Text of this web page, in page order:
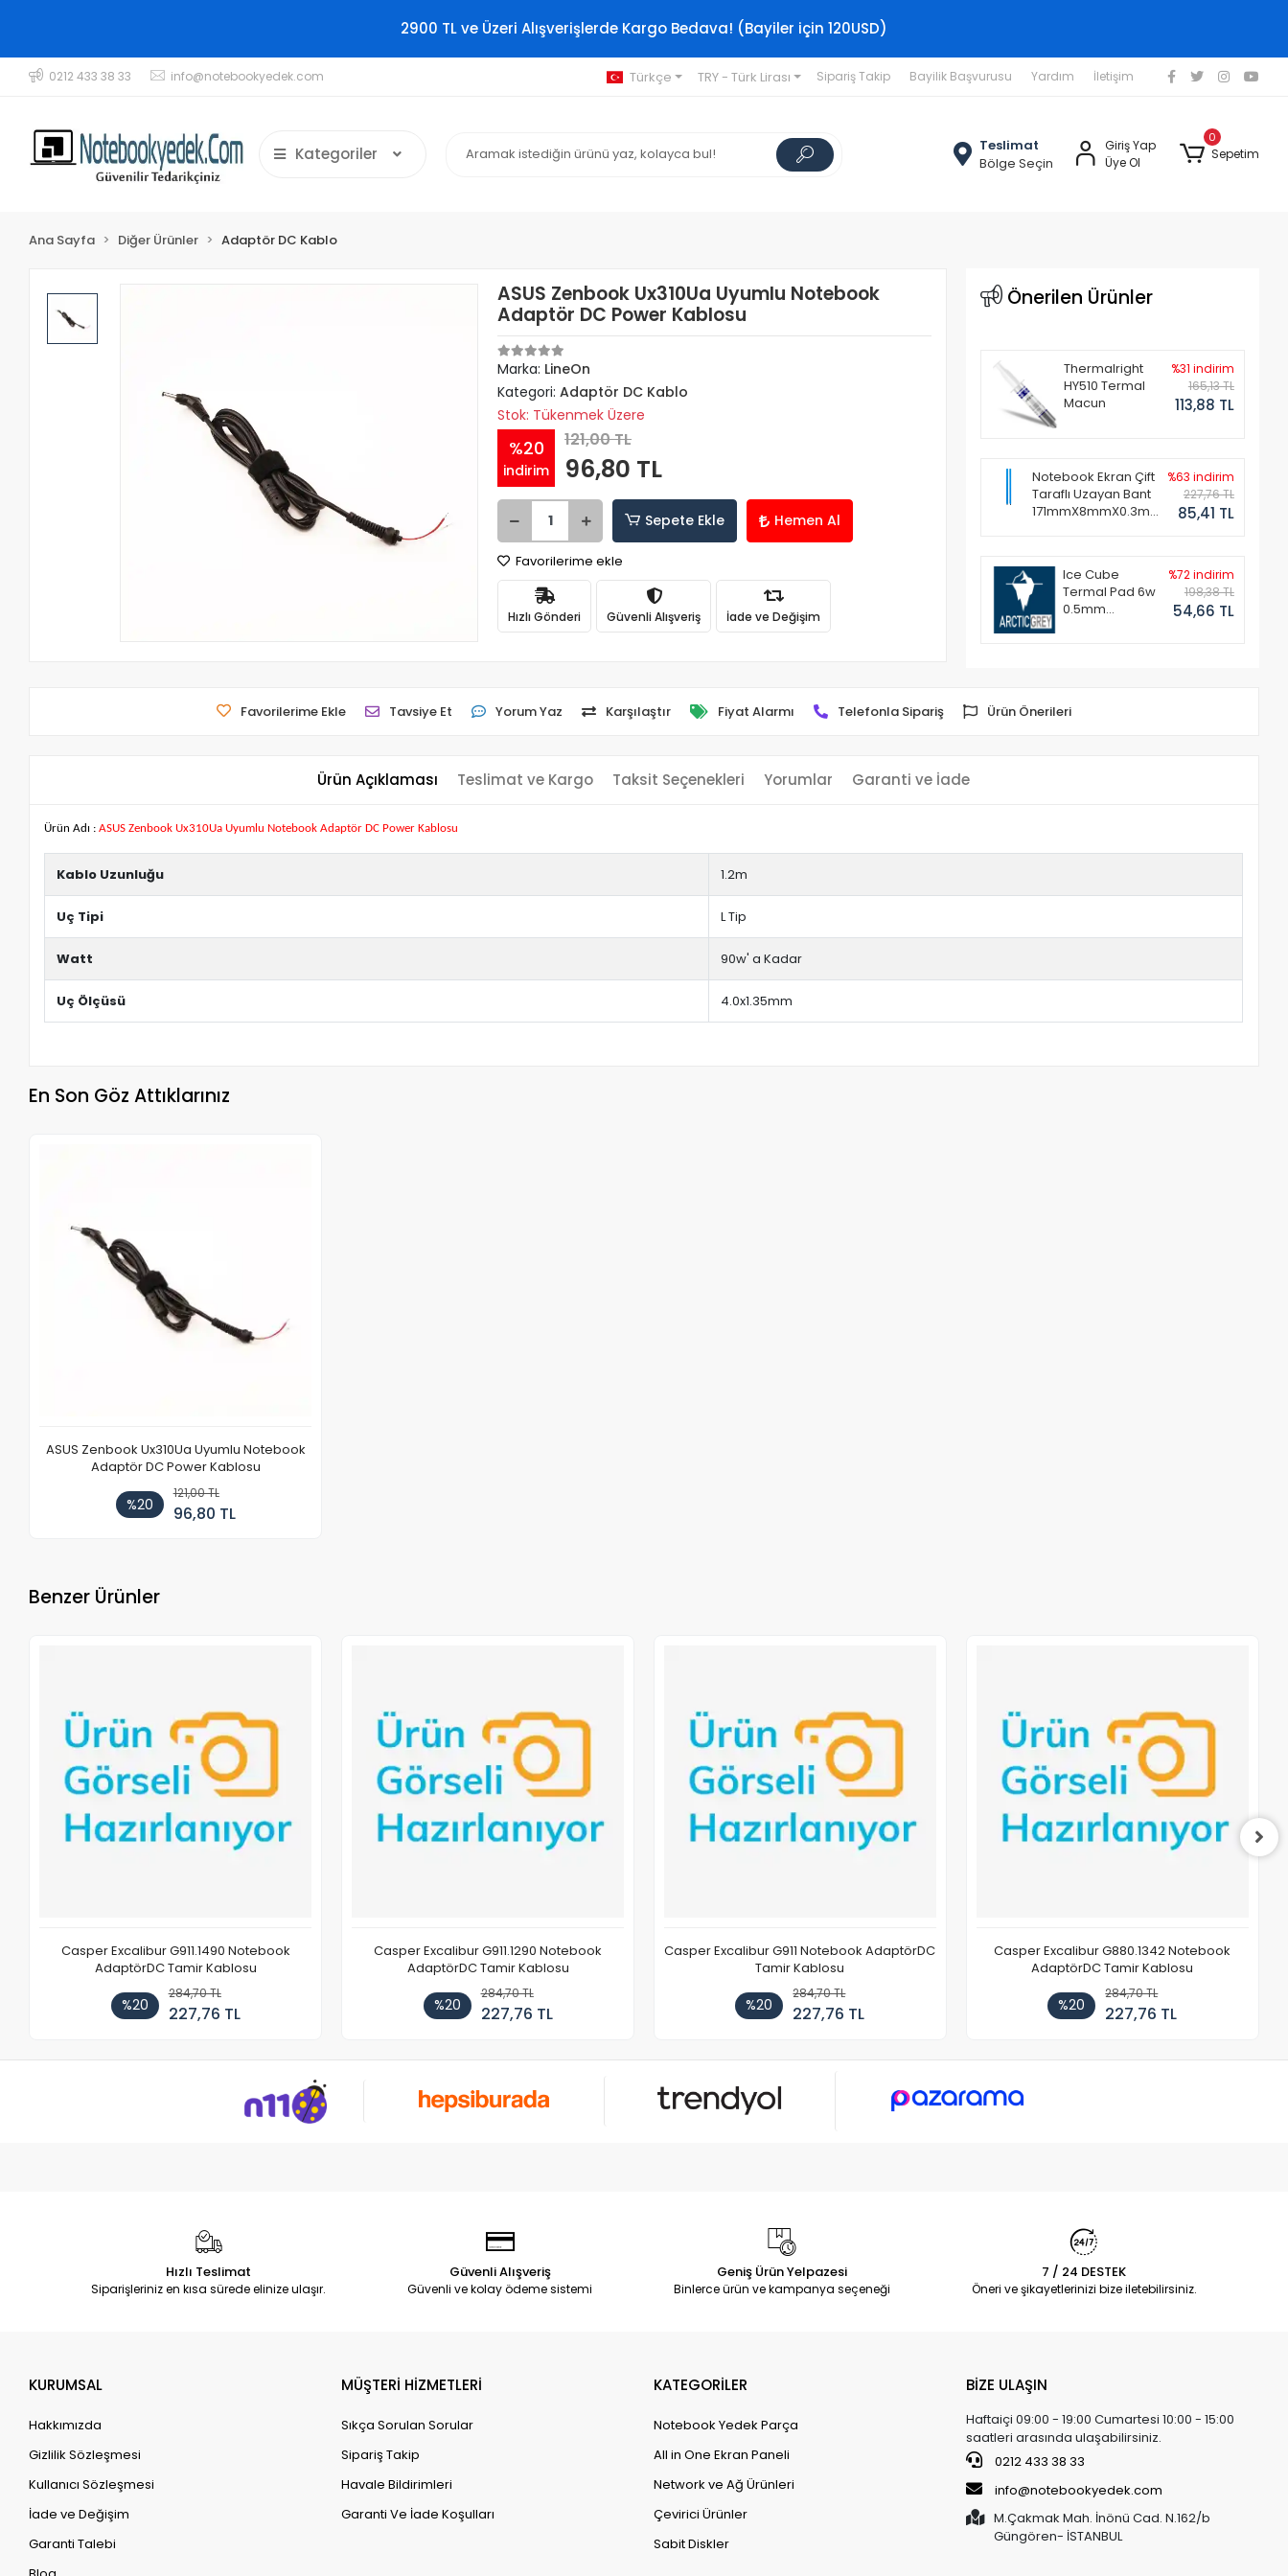
2900 TL ve Üzeri Alışverişlerde Kargo Bedava! (Bayiler için 120USD)
0212 433 38 33 info@notebookyedek.com Türkçe TRY - Türk Lirası Sipariş Takip Bayilik Başvurusu Yardım İletişim
Kategoriler
Teslimat
Bölge Seçin
Giriş Yap
Üye Ol
0
Sepetim
Ana Sayfa Diğer Ürünler Adaptör DC Kablo
ASUS Zenbook Ux310Ua Uyumlu Notebook
Adaptör DC Power Kablosu
Marka: LineOn
Kategori:Adaptör DC Kablo
Stok: Tükenmek Üzere
%20
indirim
121,00 TL
96,80 TL
Sepete Ekle Hemen Al
Favorilerime ekle
Hızlı Gönderi Güvenli Alışveriş İade ve Değişim
Önerilen Ürünler
Thermalright
HY510 Termal
Macun
%31 indirim
165,13 TL
113,88 TL
Notebook Ekran Çift
Taraflı Uzayan Bant
171mmX8mmX0.3mm
%63 indirim
227,76 TL
85,41 TL
Ice Cube
Termal Pad 6w
0.5mm
%72 indirim
198,38 TL
54,66 TL
Favorilerime Ekle Tavsiye Et Yorum Yaz Karşılaştır Fiyat Alarmı Telefonla Sipariş Ürün Önerileri
Ürün Açıklaması Teslimat ve Kargo Taksit Seçenekleri Yorumlar Garanti ve İade
Ürün Adı : ASUS Zenbook Ux310Ua Uyumlu Notebook Adaptör DC Power Kablosu
Kablo Uzunluğu 1.2m
Uç Tipi L Tip
Watt 90w' a Kadar
Uç Ölçüsü 4.0x1.35mm
En Son Göz Attıklarınız
ASUS Zenbook Ux310Ua Uyumlu Notebook
Adaptör DC Power Kablosu
%20
121,00 TL
96,80 TL
Benzer Ürünler
Casper Excalibur G911.1490 Notebook
AdaptörDC Tamir Kablosu
%20
284,70 TL
227,76 TL
Casper Excalibur G911.1290 Notebook
AdaptörDC Tamir Kablosu
%20
284,70 TL
227,76 TL
Casper Excalibur G911 Notebook AdaptörDC
Tamir Kablosu
%20
284,70 TL
227,76 TL
Casper Excalibur G880.1342 Notebook
AdaptörDC Tamir Kablosu
%20
284,70 TL
227,76 TL
Hızlı Teslimat
Siparişleriniz en kısa sürede elinize ulaşır.
Güvenli Alışveriş
Güvenli ve kolay ödeme sistemi
Geniş Ürün Yelpazesi
Binlerce ürün ve kampanya seçeneği
7 / 24 DESTEK
Öneri ve şikayetlerinizi bize iletebilirsiniz.
KURUMSAL
Hakkımızda
Gizlilik Sözleşmesi
Kullanıcı Sözleşmesi
İade ve Değişim
Garanti Talebi
MÜŞTERİ HİZMETLERİ
Sıkça Sorulan Sorular
Sipariş Takip
Havale Bildirimleri
Garanti Ve İade Koşulları
KATEGORİLER
Notebook Yedek Parça
All in One Ekran Paneli
Network ve Ağ Ürünleri
Çevirici Ürünler
Sabit Diskler
BİZE ULAŞIN
Haftaiçi 09:00 - 19:00 Cumartesi 10:00 - 15:00
saatleri arasında ulaşabilirsiniz.
0212 433 38 33
info@notebookyedek.com
M.Çakmak Mah. İnönü Cad. N.162/b
Güngören- İSTANBUL